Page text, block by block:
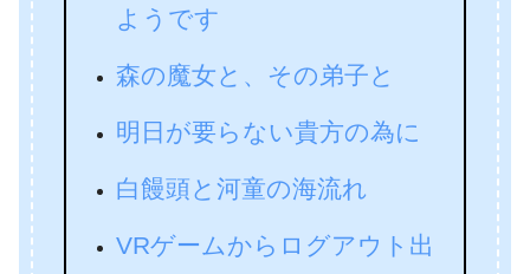
ようです
森の魔女と、その弟子と
明日が要らない貴方の為に
白饅頭と河童の海流れ
VRゲームからログアウト出